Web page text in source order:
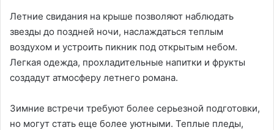
Летние свидания на крыше позволяют наблюдать
звезды до поздней ночи, наслаждаться теплым
воздухом и устроить пикник под открытым небом.
Легкая одежда, прохладительные напитки и фрукты
создадут атмосферу летнего романа.
Зимние встречи требуют более серьезной подготовки,
но могут стать еще более уютными. Теплые пледы,